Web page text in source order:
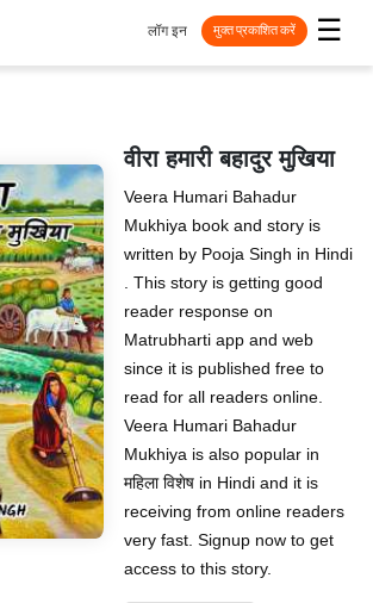
☰
लॉग इन मुक्त प्रकाशित करें
वीरा हमारी बहादुर मुखिया
Veera Humari Bahadur
Mukhiya book and story is
written by Pooja Singh in Hindi
. This story is getting good
reader response on
Matrubharti app and web
since it is published free to
read for all readers online.
Veera Humari Bahadur
Mukhiya is also popular in
महिला विशेष in Hindi and it is
receiving from online readers
very fast. Signup now to get
access to this story.